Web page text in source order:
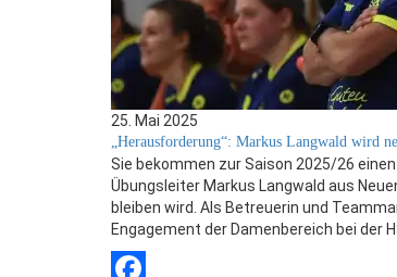
25. Mai 2025
„Herausforderung“: Markus Langwald wird
Sie bekommen zur Saison 2025/26
Übungsleiter Markus Langwald aus
bleiben wird. Als Betreuerin und
Engagement der Damenbereich bei der